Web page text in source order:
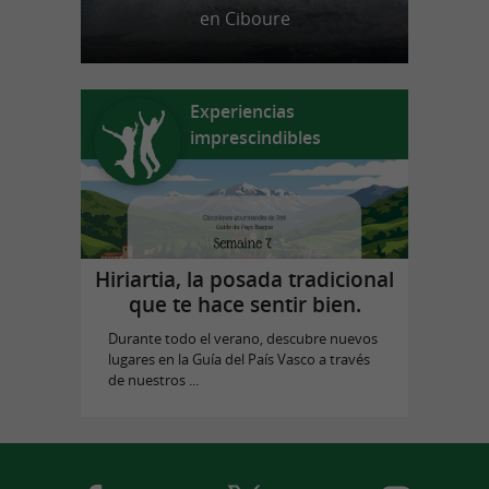
en Ciboure
Experiencias
imprescindibles
Hiriartia, la posada tradicional
que te hace sentir bien.
Durante todo el verano, descubre nuevos
lugares en la Guía del País Vasco a través
de nuestros ...